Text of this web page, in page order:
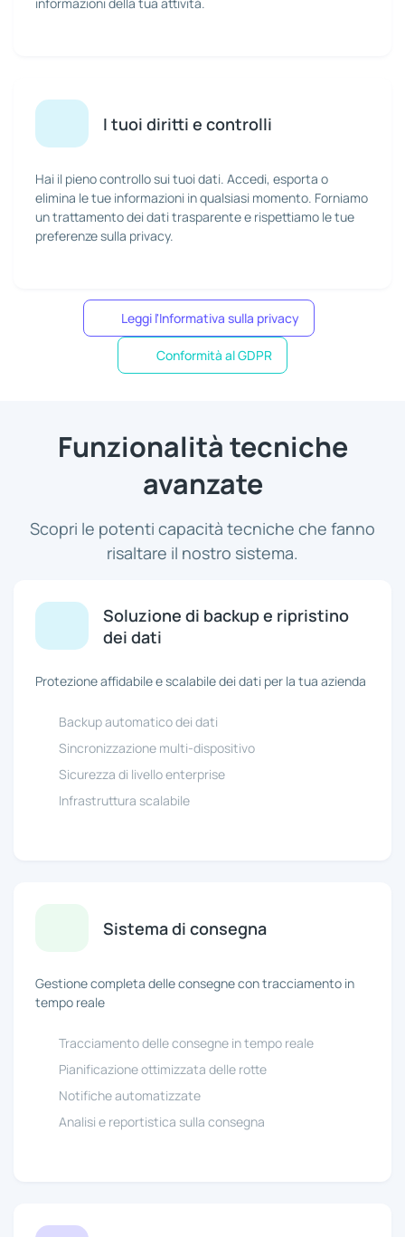
I tuoi diritti e controlli
Hai il pieno controllo sui tuoi dati. Accedi, esporta o
elimina le tue informazioni in qualsiasi momento. Forniamo
un trattamento dei dati trasparente e rispettiamo le tue
preferenze sulla privacy.
Leggi l'Informativa sulla privacy
Conformità al GDPR
Funzionalità tecniche
avanzate
Scopri le potenti capacità tecniche che fanno
risaltare il nostro sistema.
Soluzione di backup e ripristino
dei dati
Protezione affidabile e scalabile dei dati per la tua azienda
Backup automatico dei dati
Sincronizzazione multi-dispositivo
Sicurezza di livello enterprise
Infrastruttura scalabile
Sistema di consegna
Gestione completa delle consegne con tracciamento in
tempo reale
Tracciamento delle consegne in tempo reale
Pianificazione ottimizzata delle rotte
Notifiche automatizzate
Analisi e reportistica sulla consegna